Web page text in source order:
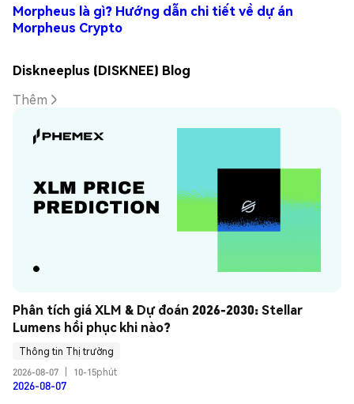
Morpheus là gì? Hướng dẫn chi tiết về dự án
Morpheus Crypto
Diskneeplus (DISKNEE) Blog
Thêm
Phân tích giá XLM & Dự đoán 2026-2030: Stellar
Lumens hồi phục khi nào?
Thông tin Thị trường
2026-08-07
10-15phút
2026-08-07